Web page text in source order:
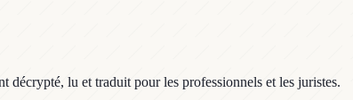
lu et traduit pour les professionnels et les juristes.